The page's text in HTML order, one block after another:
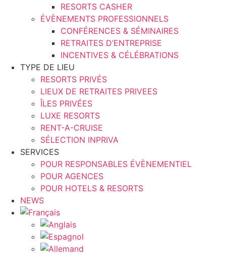
RESORTS CASHER
ÉVÈNEMENTS PROFESSIONNELS
CONFÉRENCES & SÉMINAIRES
RETRAITES D’ENTREPRISE
INCENTIVES & CÉLÉBRATIONS
TYPE DE LIEU
RESORTS PRIVÉS
LIEUX DE RETRAITES PRIVEES
ÎLES PRIVÉES
LUXE RESORTS
RENT-A-CRUISE
SÉLECTION INPRIVA
SERVICES
POUR RESPONSABLES ÉVÈNEMENTIEL
POUR AGENCES
POUR HOTELS & RESORTS
NEWS